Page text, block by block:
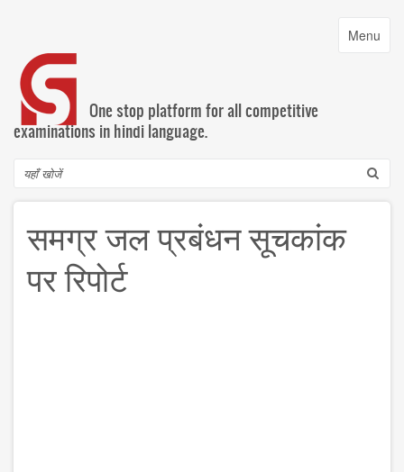
content
Toggle
Menu
One stop platform for all competitive
examinations in hindi language.
Search
समग्र जल प्रबंधन सूचकांक
पर रिपोर्ट